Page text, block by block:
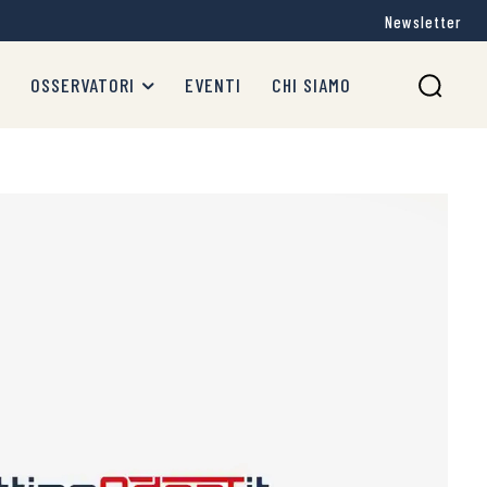
Newsletter
OSSERVATORI EVENTI CHI SIAMO